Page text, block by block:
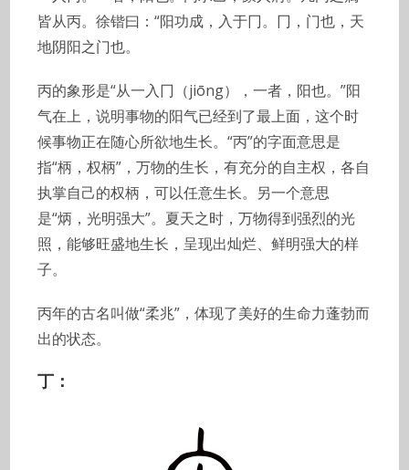
皆从丙。徐锴曰：“阳功成，入于冂。冂，门也，天
地阴阳之门也。
丙的象形是“从一入冂（jiōng），一者，阳也。”阳
气在上，说明事物的阳气已经到了最上面，这个时
候事物正在随心所欲地生长。“丙”的字面意思是
指“柄，权柄”，万物的生长，有充分的自主权，各自
执掌自己的权柄，可以任意生长。另一个意思
是“炳，光明强大”。夏天之时，万物得到强烈的光
照，能够旺盛地生长，呈现出灿烂、鲜明强大的样
子。
丙年的古名叫做“柔兆”，体现了美好的生命力蓬勃而
出的状态。
丁：